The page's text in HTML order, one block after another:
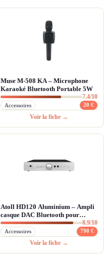
Muse M-508 KA – Microphone
Karaoké Bluetooth Portable 5W
7.4/10
Accessoires 20 €
Voir la fiche →
Atoll HD120 Aluminium – Ampli
casque DAC Bluetooth pour
chaîne hi-fi
8.9/10
Accessoires 790 €
Voir la fiche →